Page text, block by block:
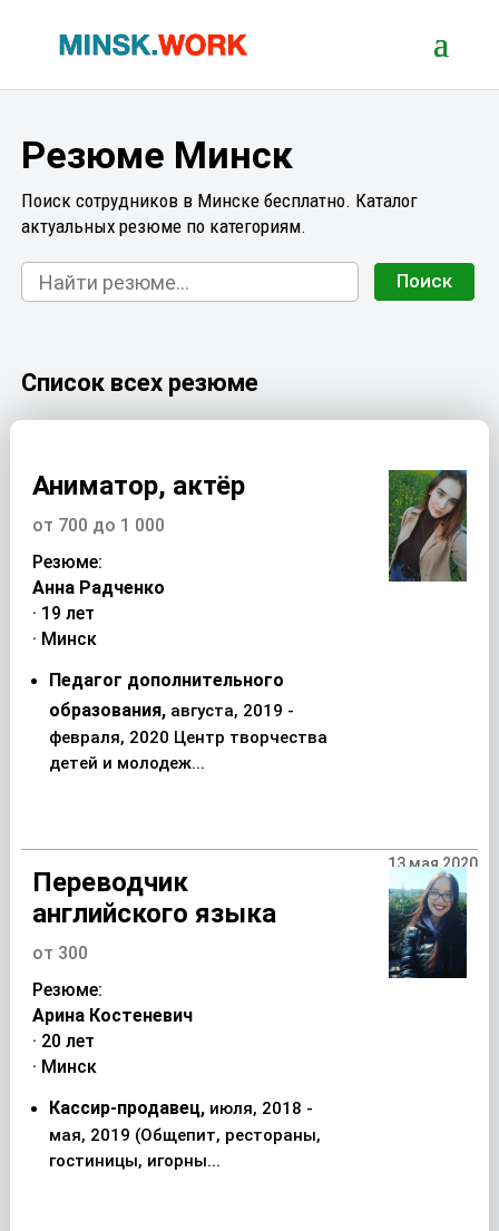
Резюме Минск
Поиск сотрудников в Минске бесплатно. Каталог
актуальных резюме по категориям.
Поиск
Список всех резюме
Аниматор, актёр
от 700 до 1 000
Резюме:
Анна Радченко
· 19 лет
· Минск
Педагог дополнительного
образования, августа, 2019 -
февраля, 2020 Центр творчества
детей и молодеж...
13 мая 2020
Переводчик
английского языка
от 300
Резюме:
Арина Костеневич
· 20 лет
· Минск
Кассир-продавец, июля, 2018 -
мая, 2019 (Общепит, рестораны,
гостиницы, игорны...